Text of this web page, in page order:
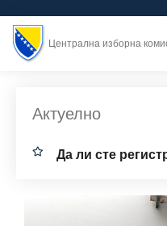
Централна изборна
Актуелно
Дa ли стe